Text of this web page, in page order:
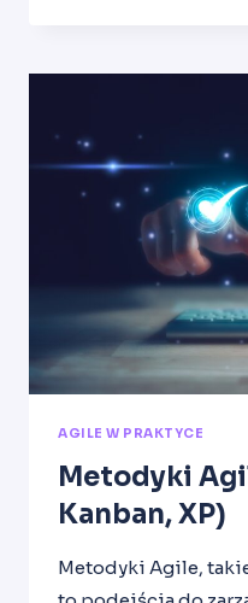
AGILE W PRAKTYCE
Metodyki
Kanban, XP)
Metodyki Agile,